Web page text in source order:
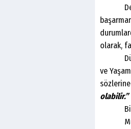
olarak,
ve
olabilir.”
Biraz